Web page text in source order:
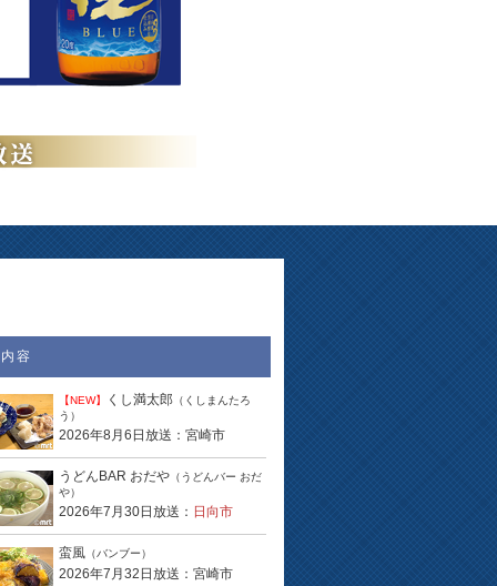
容
【NEW】 くし満太郎 （くしまんたろ
う）
2026年8月6日放送：宮崎市
うどんBAR おだや （うどんバー おだ
や）
2026年7月30日放送： 日向市
蛮風 （バンブー）
2026年7月32日放送：宮崎市